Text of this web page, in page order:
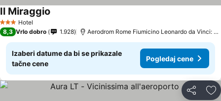
3 Zvezdice
Hotel
Il Miraggio
8,3 Vrlo dobro 1.928 Aerodrom Rome Fiumicino Leonardo da Vinci: udaljenost 7.5 km
Izaberi datume da bi se prikazale
tačne cene
Pogledaj cene
Deli